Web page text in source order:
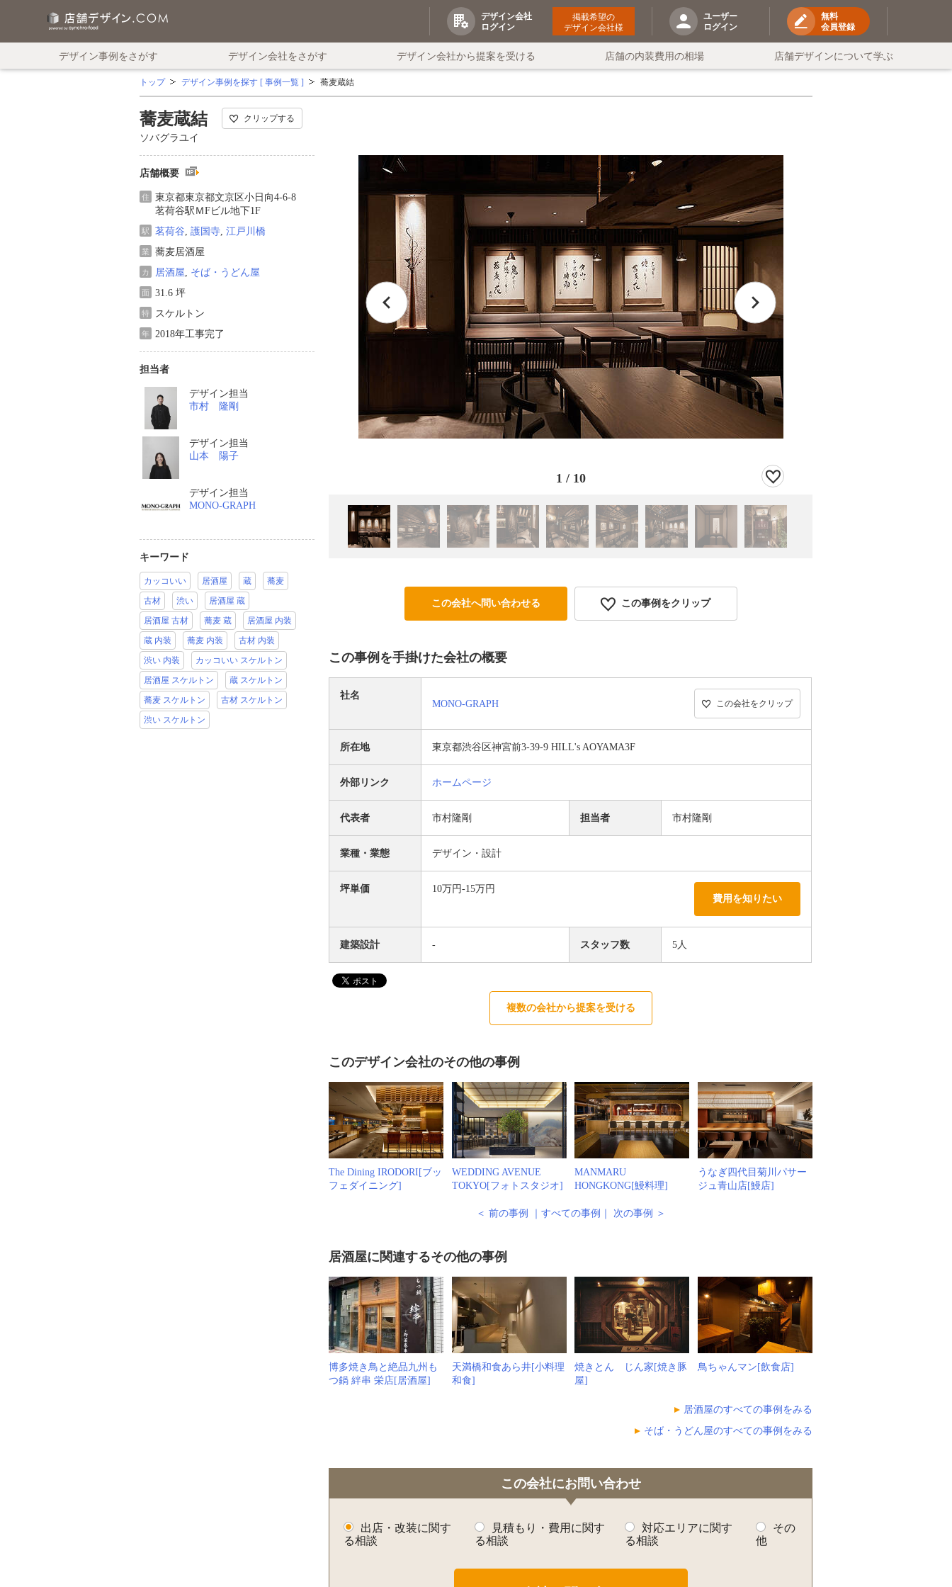
デザイン会社
ログイン
掲載希望の
デザイン会社様
ユーザー
ログイン
無料
会員登録
デザイン事例をさがす デザイン会社をさがす デザイン会社から提案を受ける 店舗の内装費用の相場 店舗デザインについて学ぶ
トップ デザイン事例を探す [ 事例一覧 ] 蕎麦蔵結
蕎麦蔵結
ソバグラユイ
クリップする
店舗概要
住
東京都東京都文京区小日向4-6-8
茗荷谷駅ＭFビル地下1F
駅 茗荷谷, 護国寺, 江戸川橋
業 蕎麦居酒屋
カ 居酒屋, そば・うどん屋
面 31.6 坪
特 スケルトン
年 2018年工事完了
担当者
デザイン担当
市村 隆剛
デザイン担当
山本 陽子
デザイン担当
MONO-GRAPH
キーワード
カッコいい 居酒屋 蔵
蕎麦
古材
渋い
居酒屋 蔵
居酒屋 古材
蕎麦 蔵
居酒屋 内装
蔵 内装
蕎麦 内装
古材 内装
渋い 内装
カッコいい スケルトン
居酒屋 スケルトン
蔵 スケルトン
蕎麦 スケルトン
古材 スケルトン
渋い スケルトン
1 / 10
この会社へ問い合わせる この事例をクリップ
この事例を手掛けた会社の概要
社名
MONO-GRAPH この会社をクリップ
所在地 東京都渋谷区神宮前3-39-9 HILL's AOYAMA3F
外部リンク ホームページ
代表者 市村隆剛 担当者 市村隆剛
業種・業態 デザイン・設計
坪単価
10万円-15万円
費用を知りたい
建築設計 - スタッフ数 5人
複数の会社から提案を受ける
このデザイン会社のその他の事例
The Dining IRODORI[ブッ
フェダイニング]
WEDDING AVENUE
TOKYO[フォトスタジオ]
MANMARU
HONGKONG[鰻料理]
うなぎ四代目菊川パサー
ジュ青山店[鰻店]
＜ 前の事例 すべての事例 次の事例 ＞
居酒屋に関連するその他の事例
博多焼き鳥と絶品九州も
つ鍋 絆串 栄店[居酒屋]
天満橋和食あら井[小料理
和食]
焼きとん じん家[焼き豚
屋]
鳥ちゃんマン[飲食店]
居酒屋のすべての事例をみる
そば・うどん屋のすべての事例をみる
この会社にお問い合わせ
出店・改装に関す
る相談
見積もり・費用に関す
る相談
対応エリアに関す
る相談
その
他